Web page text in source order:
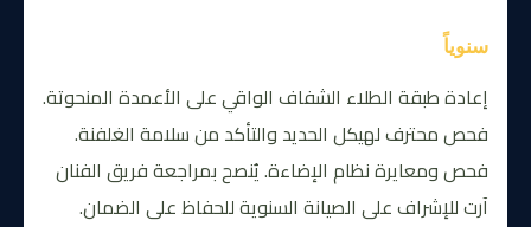
سنوياً
إعادة طبقة الطلاء الشفاف الواقي على الأعمدة المنحوتة.
فحص محترف لهيكل الحديد والتأكد من سلامة الغلفنة.
فحص ومعايرة نظام الإضاءة. يُنصح بمراجعة فريق الفنان
آرت للإشراف على الصيانة السنوية للحفاظ على الضمان.